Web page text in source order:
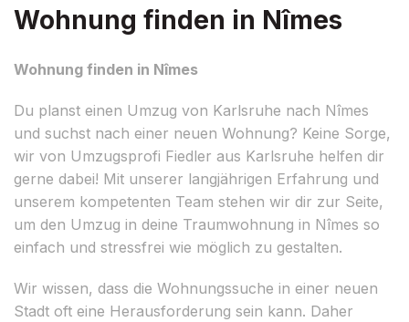
Wohnung finden in Nîmes
Wohnung finden in Nîmes
Du planst einen Umzug von Karlsruhe nach Nîmes
und suchst nach einer neuen Wohnung? Keine Sorge,
wir von Umzugsprofi Fiedler aus Karlsruhe helfen dir
gerne dabei! Mit unserer langjährigen Erfahrung und
unserem kompetenten Team stehen wir dir zur Seite,
um den Umzug in deine Traumwohnung in Nîmes so
einfach und stressfrei wie möglich zu gestalten.
Wir wissen, dass die Wohnungssuche in einer neuen
Stadt oft eine Herausforderung sein kann. Daher